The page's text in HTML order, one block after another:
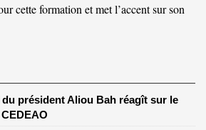
cette formation et met l’accent sur son
président Aliou Bah réagît sur le